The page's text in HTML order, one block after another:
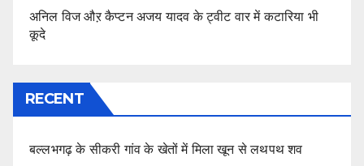
अनिल विज औऱ कैप्टन अजय यादव के ट्वीट वार में कटारिया भी
कूदे
RECENT
बल्लभगढ़ के सीकरी गांव के खेतों में मिला खून से लथपथ शव